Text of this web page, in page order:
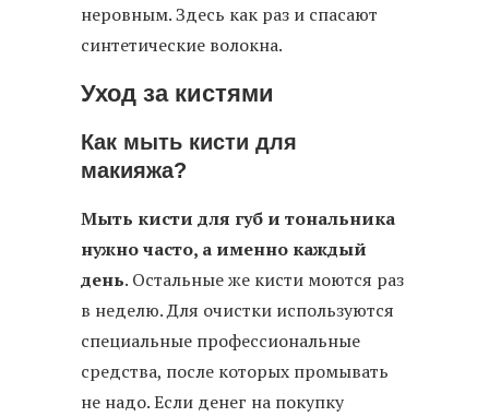
неровным. Здесь как раз и спасают
синтетические волокна.
Уход за кистями
Как мыть кисти для
макияжа?
Мыть кисти для губ и тональника
нужно часто, а именно каждый
день. Остальные же кисти моются раз
в неделю. Для очистки используются
специальные профессиональные
средства, после которых промывать
не надо. Если денег на покупку